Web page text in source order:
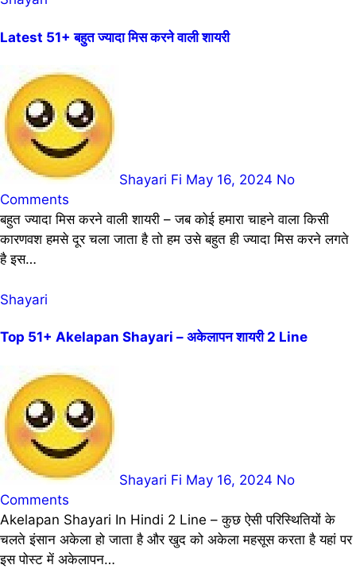
Latest 51+ बहुत ज्यादा मिस करने वाली शायरी
Shayari Fi May 16, 2024 No
Comments
बहुत ज्यादा मिस करने वाली शायरी – जब कोई हमारा चाहने वाला किसी
कारणवश हमसे दूर चला जाता है तो हम उसे बहुत ही ज्यादा मिस करने लगते
है इस…
Shayari
Top 51+ Akelapan Shayari – अकेलापन शायरी 2 Line
Shayari Fi May 16, 2024 No
Comments
Akelapan Shayari In Hindi 2 Line – कुछ ऐसी परिस्थितियों के
चलते इंसान अकेला हो जाता है और खुद को अकेला महसूस करता है यहां पर
इस पोस्ट में अकेलापन…